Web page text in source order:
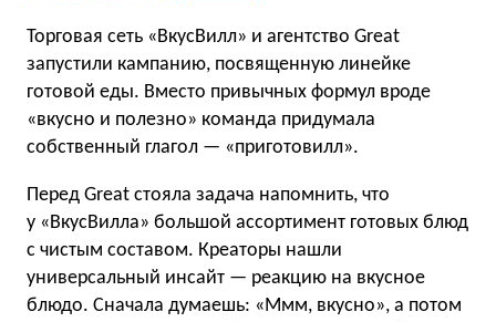
Торговая сеть «ВкусВилл» и агентство Great
запустили кампанию, посвященную линейке
готовой еды. Вместо привычных формул вроде
«вкусно и полезно» команда придумала
собственный глагол — «приготовилл».
Перед Great стояла задача напомнить, что
у «ВкусВилла» большой ассортимент готовых блюд
с чистым составом. Креаторы нашли
универсальный инсайт — реакцию на вкусное
блюдо. Сначала думаешь: «Ммм, вкусно», а потом